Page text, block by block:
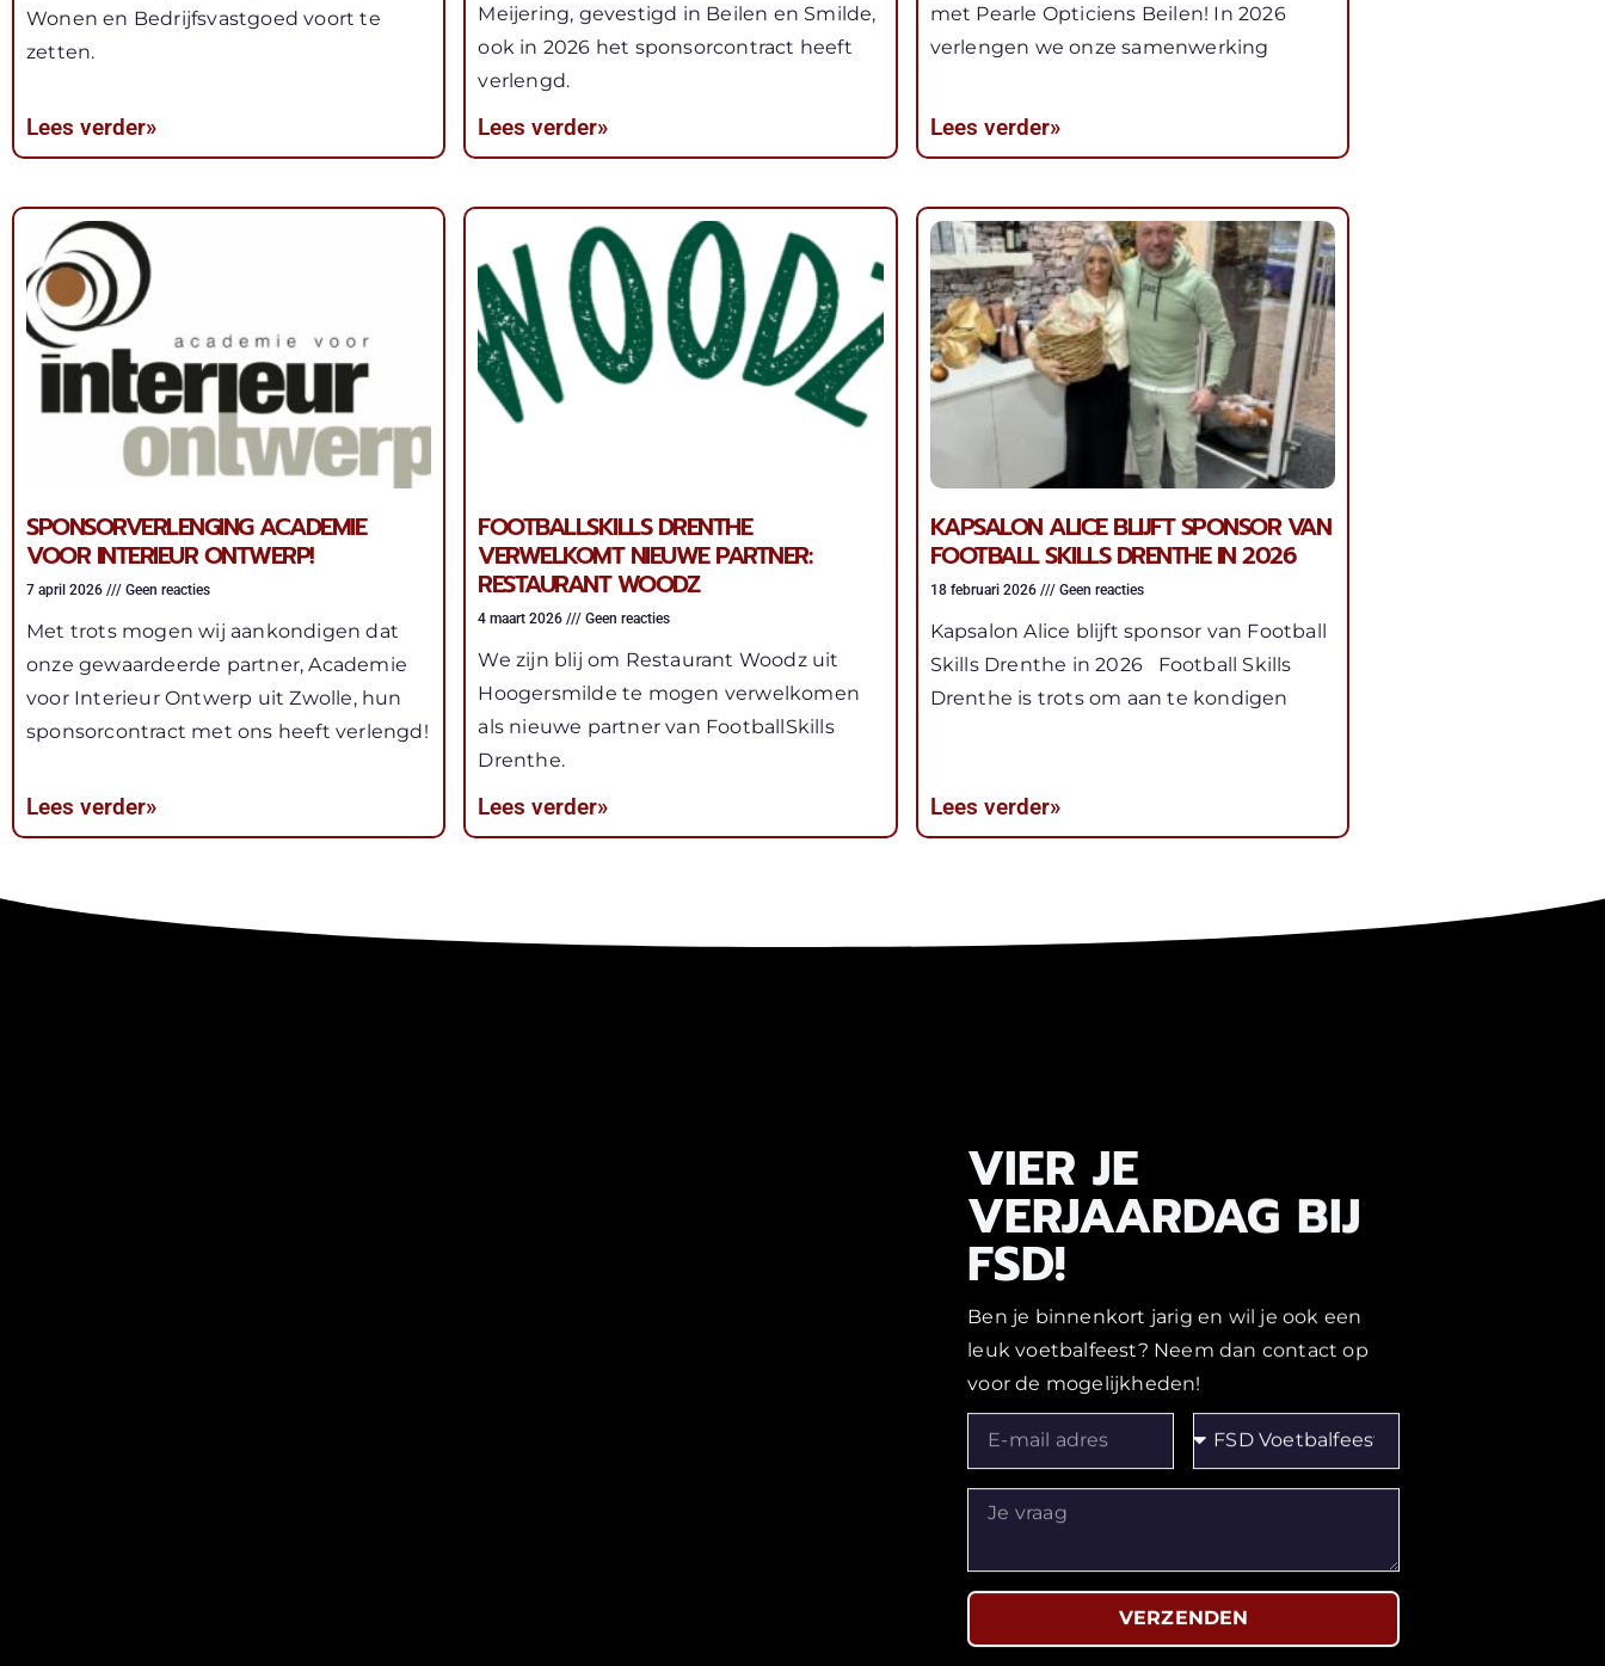
Wonen en Bedrijfsvastgoed voort te
zetten.
Lees verder»
Meijering, gevestigd in Beilen en Smilde,
ook in 2026 het sponsorcontract heeft
verlengd.
Lees verder»
met Pearle Opticiens Beilen! In 2026
verlengen we onze samenwerking
Lees verder»
SPONSORVERLENGING ACADEMIE
VOOR INTERIEUR ONTWERP!
7 april 2026 Geen reacties
Met trots mogen wij aankondigen dat
onze gewaardeerde partner, Academie
voor Interieur Ontwerp uit Zwolle, hun
sponsorcontract met ons heeft verlengd!
Lees verder»
FOOTBALLSKILLS DRENTHE
VERWELKOMT NIEUWE PARTNER:
RESTAURANT WOODZ
4 maart 2026 Geen reacties
We zijn blij om Restaurant Woodz uit
Hoogersmilde te mogen verwelkomen
als nieuwe partner van FootballSkills
Drenthe.
Lees verder»
KAPSALON ALICE BLIJFT SPONSOR VAN
FOOTBALL SKILLS DRENTHE IN 2026
18 februari 2026 Geen reacties
Kapsalon Alice blijft sponsor van Football
Skills Drenthe in 2026 Football Skills
Drenthe is trots om aan te kondigen
Lees verder»
VIER JE
VERJAARDAG BIJ
FSD!
Ben je binnenkort jarig en wil je ook een
leuk voetbalfeest? Neem dan contact op
voor de mogelijkheden!
VERZENDEN